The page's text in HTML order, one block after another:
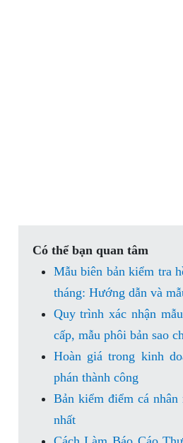
Có thể bạn quan tâm
Mẫu biên bản kiểm tra
tháng: Hướng dẫn và
Quy trình xác nhận
cấp, mẫu phôi bản sao
Hoàn giá trong kinh
phán thành công
Bản kiểm điểm cá
nhất